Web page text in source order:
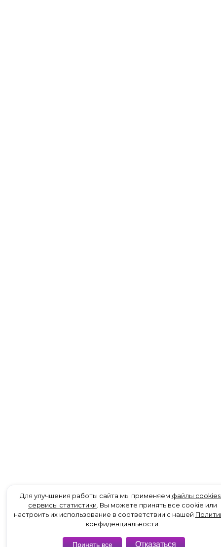
Для улучшения работы сайта мы применяем файлы cookies
сервисы статистики. Вы можете принять все cookie или
настроить их использование в соответствии с нашей
конфиденциальности.
Принять все Отказаться